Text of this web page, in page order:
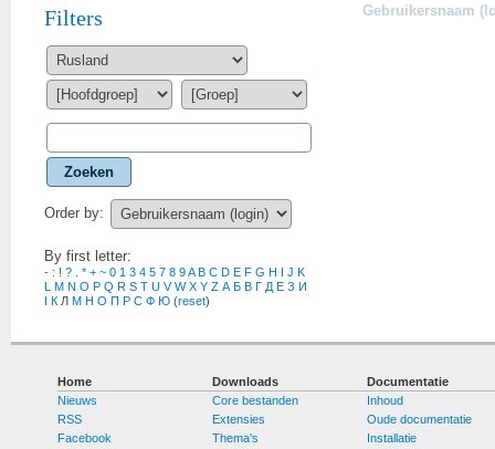
Filters
Zoeken
Order by:
By first letter:
- : ! ? * + ~ 0 1 3 4 5 7 8 9A B C D E F G H J K
M N O P Q R S T U V W X Y Z А Б В Г Д Е З И
К Л М Н О П Р С Ф Ю (reset)
Gebruikersnaam
Home
Nieuws
RSS
Facebook
Downloads
Core bestanden
Extensies
Thema's
Documentatie
Inhoud
Oude documentatie
Installatie